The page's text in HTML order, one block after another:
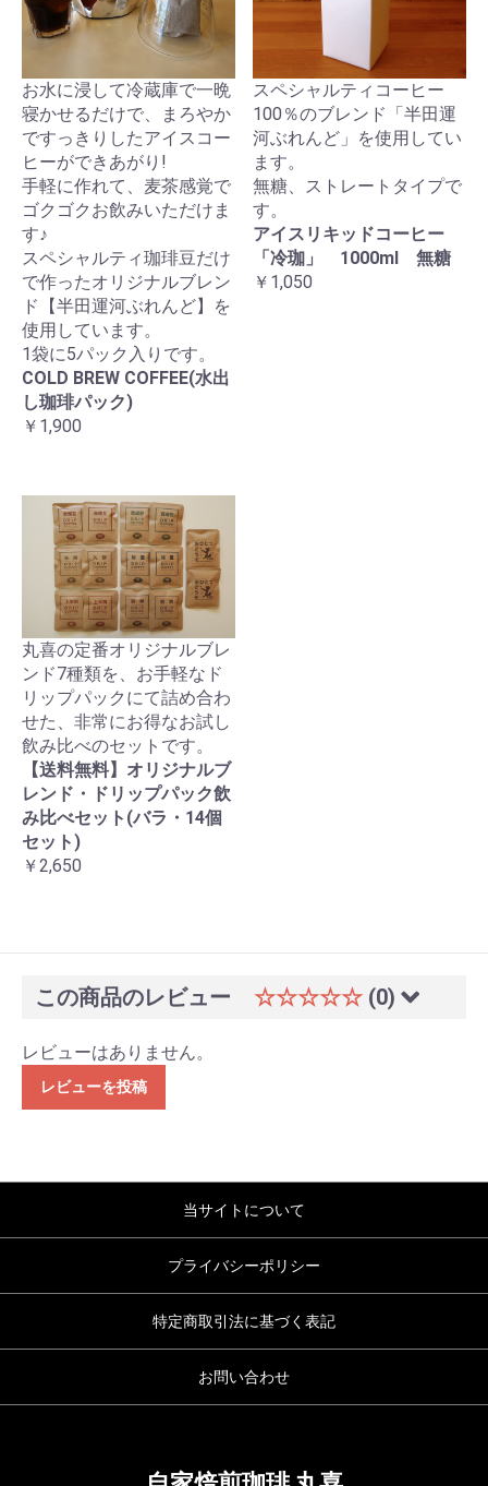
お水に浸して冷蔵庫で一晩
寝かせるだけで、まろやか
ですっきりしたアイスコー
ヒーができあがり!
手軽に作れて、麦茶感覚で
ゴクゴクお飲みいただけま
す♪
スペシャルティ珈琲豆だけ
で作ったオリジナルブレン
ド【半田運河ぶれんど】を
使用しています。
1袋に5パック入りです。
COLD BREW COFFEE(水出
し珈琲パック)
￥1,900
スペシャルティコーヒー
100％のブレンド「半田運
河ぶれんど」を使用してい
ます。
無糖、ストレートタイプで
す。
アイスリキッドコーヒー
「冷珈」 1000ml 無糖
￥1,050
丸喜の定番オリジナルブレ
ンド7種類を、お手軽なド
リップパックにて詰め合わ
せた、非常にお得なお試し
飲み比べのセットです。
【送料無料】オリジナルブ
レンド・ドリップパック飲
み比べセット(バラ・14個
セット)
￥2,650
この商品のレビュー ☆☆☆☆☆ (0)
レビューはありません。
レビューを投稿
当サイトについて
プライバシーポリシー
特定商取引法に基づく表記
お問い合わせ